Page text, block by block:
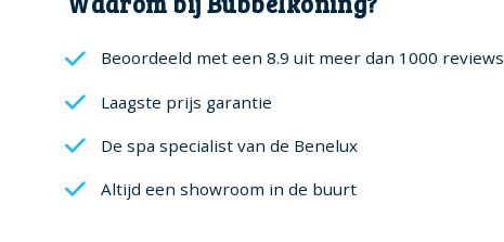
GraphiteBeoordeeld met een 8.9 uit meer dan 1000 reviews
Laagste prijs garantie
De spa specialist van de Benelux
Altijd een showroom in de buurt